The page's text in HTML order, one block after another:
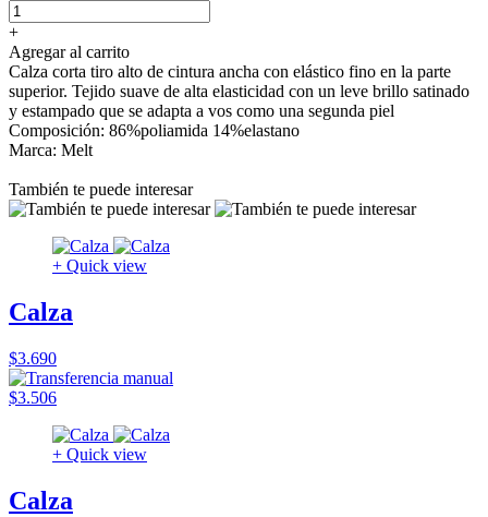
+
Agregar al carrito
Calza corta tiro alto de cintura ancha con elástico fino en la parte
superior. Tejido suave de alta elasticidad con un leve brillo satinado
y estampado que se adapta a vos como una segunda piel
Composición: 86%poliamida 14%elastano
Marca: Melt
También te puede interesar
+ Quick view
Calza
$3.690
$3.506
+ Quick view
Calza